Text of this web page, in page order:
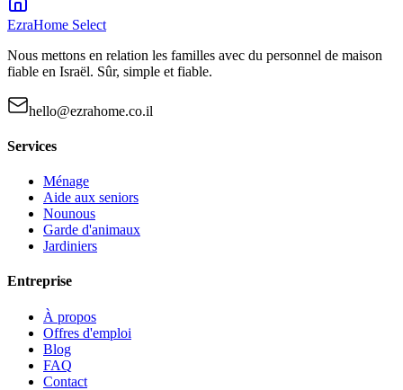
EzraHome Select
Nous mettons en relation les familles avec du personnel de maison
fiable en Israël. Sûr, simple et fiable.
hello@ezrahome.co.il
Services
Ménage
Aide aux seniors
Nounous
Garde d'animaux
Jardiniers
Entreprise
À propos
Offres d'emploi
Blog
FAQ
Contact